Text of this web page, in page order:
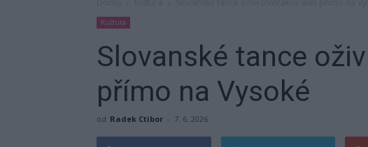
Kultura
Slovanské tance
přímo na Vysoké
od Radek Ctibor - 7. 6. 2026